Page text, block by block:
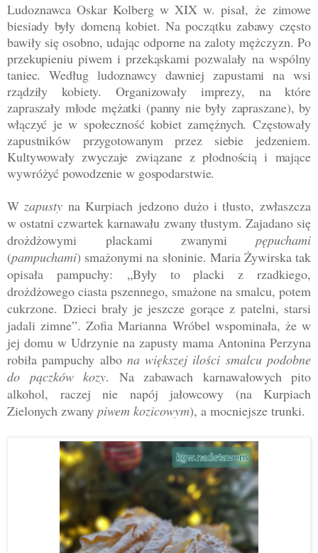
Ludoznawca Oskar Kolberg w XIX w. pisał, że zimowe
biesiady były domeną kobiet. Na początku zabawy często
bawiły się osobno, udając odporne na zaloty mężczyzn. Po
przekupieniu piwem i przekąskami pozwalały na wspólny
taniec. Według ludoznawcy dawniej zapustami na wsi
rządziły kobiety. Organizowały imprezy, na które
zapraszały młode mężatki (panny nie były zapraszane), by
włączyć je w społeczność kobiet zamężnych. Częstowały
zapustników przygotowanym przez siebie jedzeniem.
Kultywowały zwyczaje związane z płodnością i mające
wywróżyć powodzenie w gospodarstwie.
Wzapusty na Kurpiach jedzono dużo i tłusto, zwłaszcza
w ostatni czwartek karnawału zwany tłustym. Zajadano się
drożdżowymi plackami zwanymi pępuchami
(pampuchami) smażonymi na słoninie. Maria Żywirska tak
opisała pampuchy: „Były to placki z rzadkiego,
drożdżowego ciasta pszennego, smażone na smalcu, potem
cukrzone. Dzieci brały je jeszcze gorące z patelni, starsi
jadali zimne”. Zofia Marianna Wróbel wspominała, że w
jej domu w Udrzynie na zapusty mama Antonina Perzyna
robiła pampuchy albo na większej ilości smalcu podobne
do pączków kozy. Na zabawach karnawałowych pito
alkohol, raczej nie napój jałowcowy (na Kurpiach
Zielonych zwany piwem kozicowym), a mocniejsze trunki.